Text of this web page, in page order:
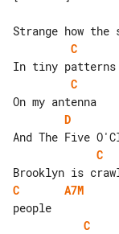
C
C
D
C
C
A7M
C